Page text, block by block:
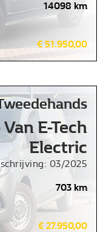
14098 km
€ 51.950,00
E-Tech
Electric
03/2025
703 km
€ 27.950,00